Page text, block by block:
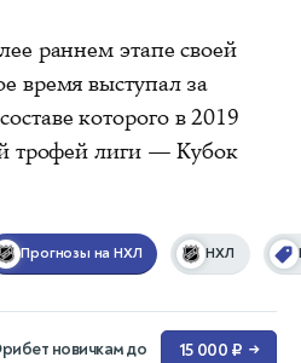
раннем этапе своей
время выступал за
которого в 2019
трофей лиги — Кубок
Прогнозы на НХЛ НХЛ
новичкам до 15 000 ₽ →